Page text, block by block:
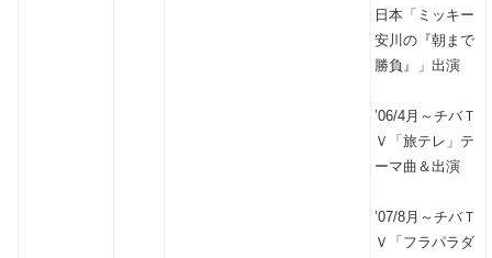
日本「ミッキー
安川の『朝まで
勝負』」出演
’06/4月～チバＴ
Ｖ「旅テレ」テ
ーマ曲＆出演
’07/8月～チバＴ
Ｖ「フラパラダ